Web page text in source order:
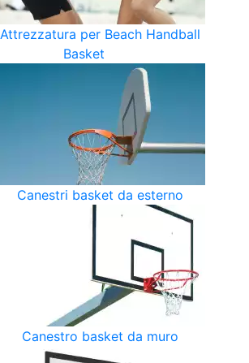
Attrezzatura per Beach Handball
Basket
Canestri basket da esterno
Canestro basket da muro